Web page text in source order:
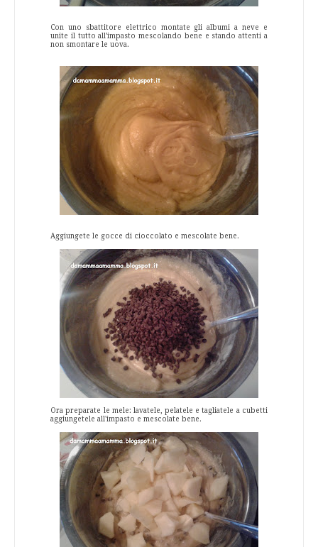
Con uno sbattitore elettrico montate gli albumi a neve e
unite il tutto all’impasto mescolando bene e stando attenti a
non smontare le uova.
Aggiungete le gocce di cioccolato e mescolate bene.
Ora preparate le mele: lavatele, pelatele e tagliatele a cubetti
aggiungetele all'impasto e mescolate bene.